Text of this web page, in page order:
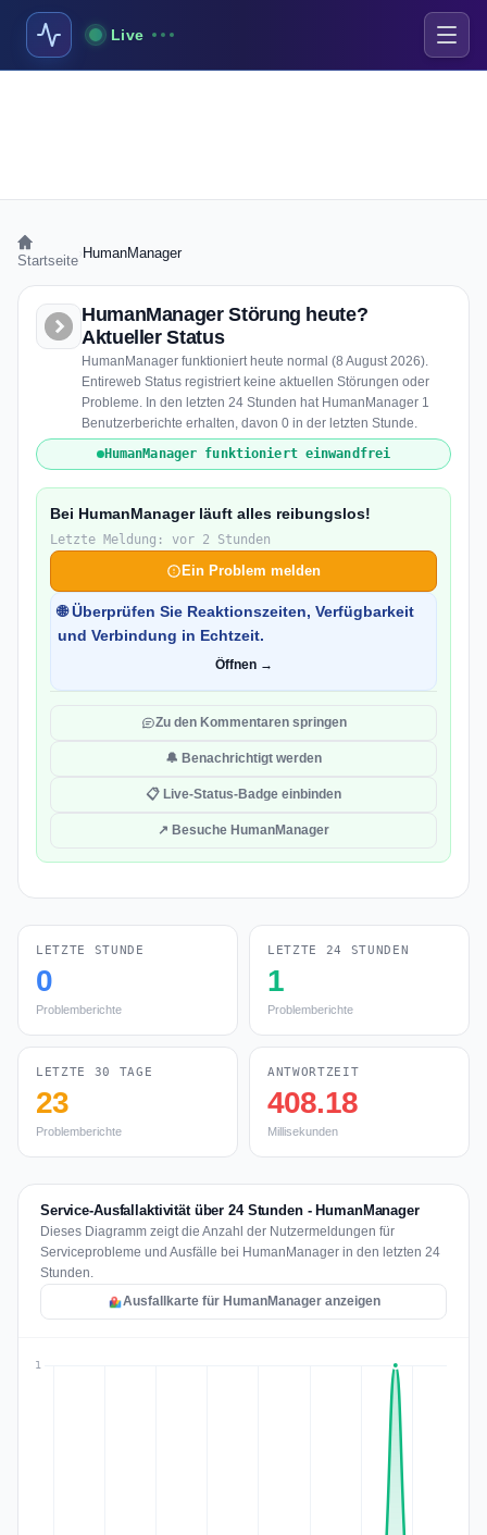
Live
Startseite HumanManager
HumanManager Störung heute?
Aktueller Status
HumanManager funktioniert heute normal (8 August 2026).
Entireweb Status registriert keine aktuellen Störungen oder
Probleme. In den letzten 24 Stunden hat HumanManager 1
Benutzerberichte erhalten, davon 0 in der letzten Stunde.
HumanManager funktioniert einwandfrei
Bei HumanManager läuft alles reibungslos!
Letzte Meldung: vor 2 Stunden
Ein Problem melden
🌐 Überprüfen Sie Reaktionszeiten, Verfügbarkeit
und Verbindung in Echtzeit.
Öffnen →
Zu den Kommentaren springen
🔔 Benachrichtigt werden
📋 Live-Status-Badge einbinden
↗ Besuche HumanManager
LETZTE STUNDE
0
Problemberichte
LETZTE 24 STUNDEN
1
Problemberichte
LETZTE 30 TAGE
23
Problemberichte
ANTWORTZEIT
408.18
Millisekunden
Service-Ausfallaktivität über 24 Stunden - HumanManager
Dieses Diagramm zeigt die Anzahl der Nutzermeldungen für
Serviceprobleme und Ausfälle bei HumanManager in den letzten 24
Stunden.
Ausfallkarte für HumanManager anzeigen